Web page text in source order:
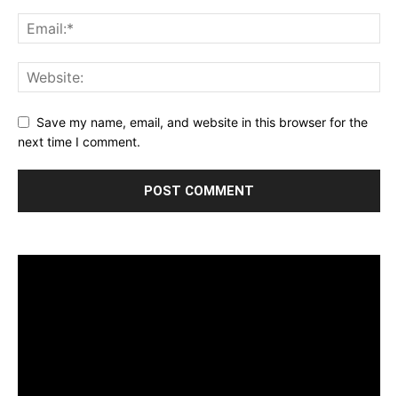
Save my name, email, and website in this browser for the
next time I comment.